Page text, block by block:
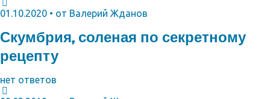
01.10.2020 • от Валерий Жданов
Скумбрия, соленая по секретному
рецепту
нет ответов